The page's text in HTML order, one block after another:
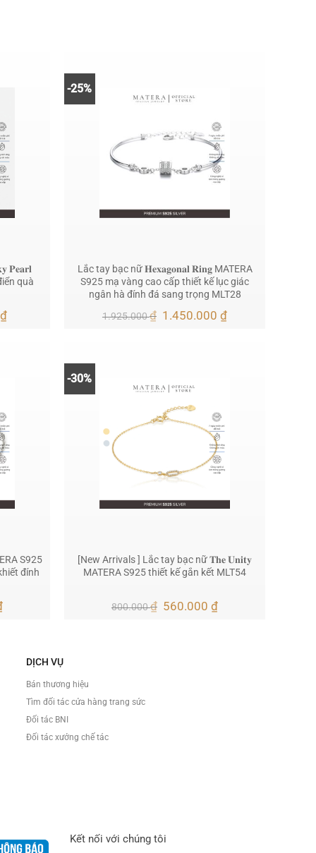
𝐏𝐞𝐚𝐫𝐥
quà
₫Giá
945.000 ₫.
-25%
Lắc tay bạc nữ 𝐇𝐞𝐱𝐚𝐠𝐨𝐧𝐚𝐥 𝐑𝐢𝐧𝐠 MATERA
S925 mạ vàng cao cấp thiết kế lục giác
ngân hà đính đá sang trọng MLT28
1.925.000₫ Giá
1.450.000₫Giá
S925
đính
Giá
-30%
[New Arrivals ] Lắc tay bạc nữ 𝐓𝐡𝐞 𝐔𝐧𝐢𝐭𝐲
MATERA S925 thiết kế gắn kết MLT54
800.000₫ Giá
560.000₫Giá
DỊCH VỤ
Bán thương hiệu
Tìm đối tác cửa hàng trang sức
Đối tác BNI
Đối tác xưởng chế tác
Kết nối với chúng tôi